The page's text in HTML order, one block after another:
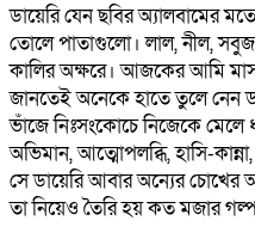
ডায়েরি যেন ছবির অ্যালবামের
তোলে পাতাগুলো। লাল, নীল,
কালির অক্ষরে। আজকের আমি
জানতেই অনেকে হাতে তুলে নেন
ভাঁজে নিঃসংকোচে নিজেকে
অভিমান, আত্মোপলব্ধি, হাসি-
সে ডায়েরি আবার অন্যের চোখের
তা নিয়েও তৈরি হয় কত মজার